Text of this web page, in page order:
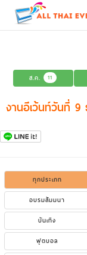
ส.ค. 11
งานอีเว้นท์วันที่ 9
ทุกประเภท
อบรมสัมมนา
บันเทิง
ฟุตบอล